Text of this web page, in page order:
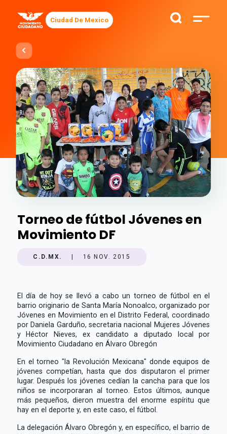
Ciudad De Mexico
Torneo de fútbol Jóvenes en
Movimiento DF
C.D.MX. 16 NOV. 2015
El día de hoy se llevó a cabo un torneo de fútbol en el
barrio originario de Santa María Nonoalco, organizado por
Jóvenes en Movimiento en el Distrito Federal, coordinado
por Daniela Garduño, secretaria nacional Mujeres Jóvenes
y Héctor Nieves, ex candidato a diputado local por
Movimiento Ciudadano en Álvaro Obregón
En el torneo "la Revolución Mexicana" donde equipos de
jóvenes competían, hasta que dos disputaron el primer
lugar. Después los jóvenes cedían la cancha para que los
niños se incorporaran al torneo. Estos últimos, aunque
más pequeños, dieron muestra del enorme espíritu que
hay en el deporte y, en este caso, el fútbol.
La delegación Álvaro Obregón y, en específico, el barrio de